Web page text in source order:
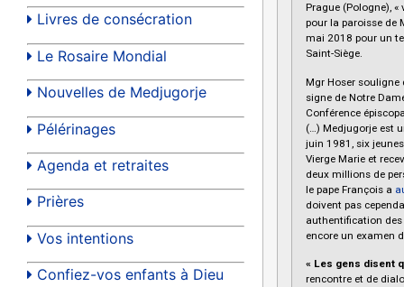
Livres de consécration
Le Rosaire Mondial
Nouvelles de Medjugorje
Pélérinages
Agenda et retraites
Prières
Vos intentions
Confiez-vos enfants à Dieu
Prague (Pologne),
pour la paroisse de
mai 2018 pour un
Saint-Siège.
Mgr Hoser souligne
signe de Notre
Conférence
(…) Medjugorje est
juin 1981, six
Vierge Marie et
deux millions de
le pape François a
doivent pas
authentification
encore un examen
« Les gens disent
rencontre et de